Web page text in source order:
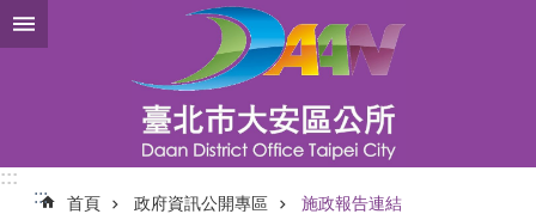
跳到主要內容區塊
:::
:::
首頁 政府資訊公開專區 施政報告連結